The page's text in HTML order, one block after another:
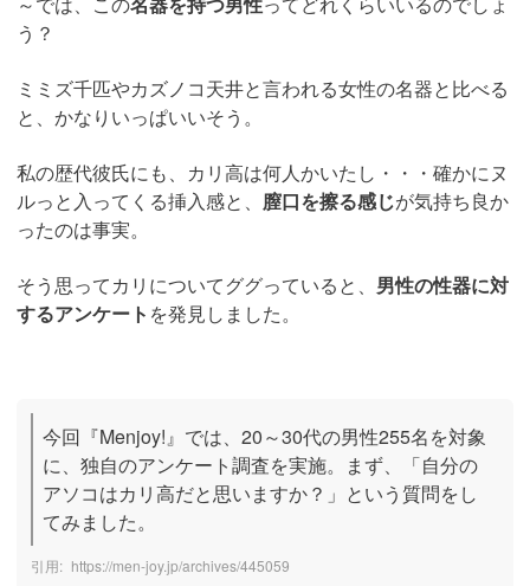
う？
ミミズ千匹やカズノコ天井と言われる女性の名器と比べる
と、かなりいっぱいいそう。
私の歴代彼氏にも、カリ高は何人かいたし・・・確かにヌ
ルっと入ってくる挿入感と、 膣口を擦る感じが気持ち良か
ったのは事実。
そう思ってカリについてググっていると、 男性の性器に対
するアンケート を発見しました。
今回『Menjoy!』では、20～30代の男性255名を対象
に、独自のアンケート調査を実施。まず、「自分の
アソコはカリ高だと思いますか？」という質問をし
てみました。
https://men-joy.jp/archives/445059